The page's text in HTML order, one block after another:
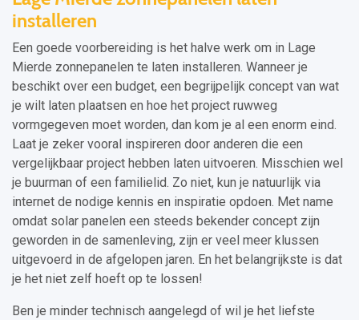
installeren
Een goede voorbereiding is het halve werk om in Lage
Mierde zonnepanelen te laten installeren. Wanneer je
beschikt over een budget, een begrijpelijk concept van wat
je wilt laten plaatsen en hoe het project ruwweg
vormgegeven moet worden, dan kom je al een enorm eind.
Laat je zeker vooral inspireren door anderen die een
vergelijkbaar project hebben laten uitvoeren. Misschien wel
je buurman of een familielid. Zo niet, kun je natuurlijk via
internet de nodige kennis en inspiratie opdoen. Met name
omdat solar panelen een steeds bekender concept zijn
geworden in de samenleving, zijn er veel meer klussen
uitgevoerd in de afgelopen jaren. En het belangrijkste is dat
je het niet zelf hoeft op te lossen!
Ben je minder technisch aangelegd of wil je het liefste